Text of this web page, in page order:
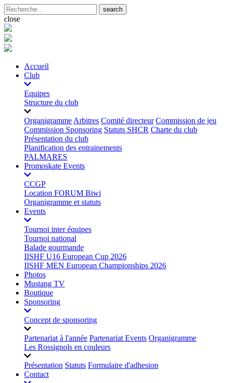
search
close
Accueil
Club
Equipes
Structure du club
Organigramme Arbitres Comité directeur Commission de jeu
Commission Sponsoring Statuts SHCR Charte du club
Présentation du club
Planification des entrainements
PALMARES
Promoskate Events
CCGP
Location FORUM Biwi
Organigramme et statuts
Events
Tournoi inter équipes
Tournoi national
Balade gourmande
IISHF U16 European Cup 2026
IISHF MEN European Championships 2026
Photos
Mustang TV
Boutique
Sponsoring
Concept de sponsoring
Partenariat à l'année Partenariat Events Organigramme
Les Rossignols en couleurs
Présentation Statuts Formulaire d'adhesion
Contact